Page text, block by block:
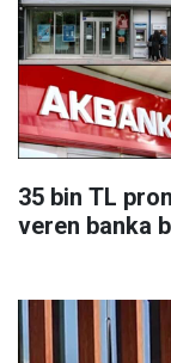
35 bin TL
veren banka